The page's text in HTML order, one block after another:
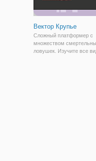
Вектор Крупье
Сложный платформер с
множеством
ловушек. Изучите все